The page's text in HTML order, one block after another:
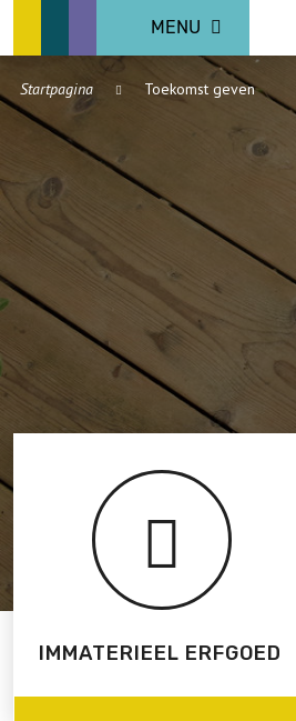
MENU
Startpagina Toekomst geven
IMMATERIEEL ERFGOED